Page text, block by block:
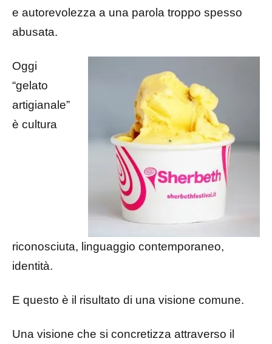
e autorevolezza a una parola troppo spesso
abusata.
Oggi
“gelato
artigianale”
è cultura
riconosciuta, linguaggio contemporaneo,
identità.
E questo è il risultato di una visione comune.
Una visione che si concretizza attraverso il